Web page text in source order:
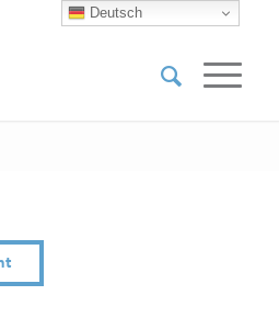
Deutsch